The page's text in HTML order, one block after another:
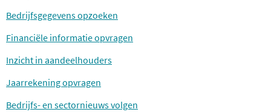
Bedrijfsgegevens opzoeken
Financiële informatie opvragen
Inzicht in aandeelhouders
Jaarrekening opvragen
Bedrijfs- en sectornieuws volgen